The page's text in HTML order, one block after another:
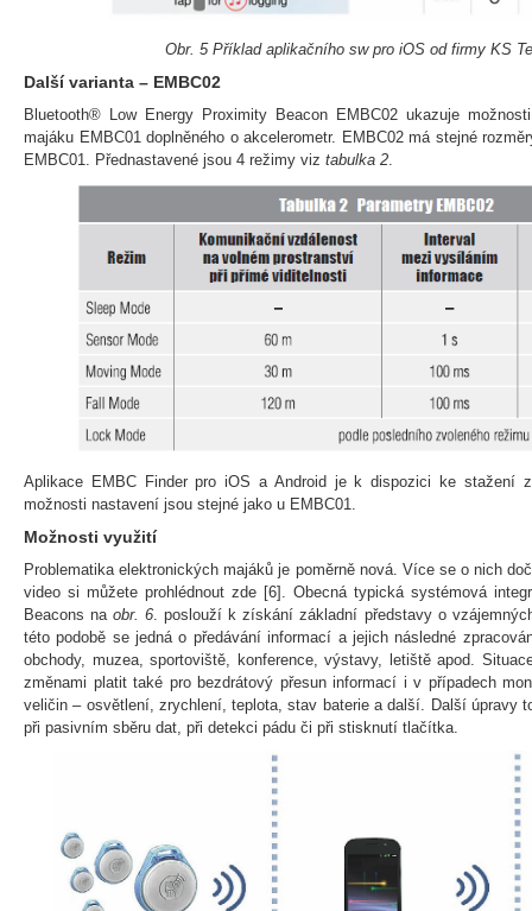
Obr. 5 Příklad aplikačního sw pro iOS od firmy KS
Další varianta – EMBC02
Bluetooth® Low Energy Proximity Beacon EMBC02 ukazuje
majáku EMBC01 doplněného o akcelerometr. EMBC02 má stejné
EMBC01. Přednastavené jsou 4 režimy viz tabulka 2.
Aplikace EMBC Finder pro iOS a Android je k dispozici ke stažení
možnosti nastavení jsou stejné jako u EMBC01.
Možnosti využití
Problematika elektronických majáků je poměrně nová. Více se o nich
video si můžete prohlédnout zde [6]. Obecná typická systémová
Beacons naobr. 6 . poslouží k získání základní představy o
této podobě se jedná o předávání informací a jejich následné
obchody, muzea, sportoviště, konference, výstavy, letiště apod.
změnami platit také pro bezdrátový přesun informací i v případech
veličin – osvětlení, zrychlení, teplota, stav baterie a další. Další úpravy
při pasivním sběru dat, při detekci pádu či při stisknutí tlačítka.